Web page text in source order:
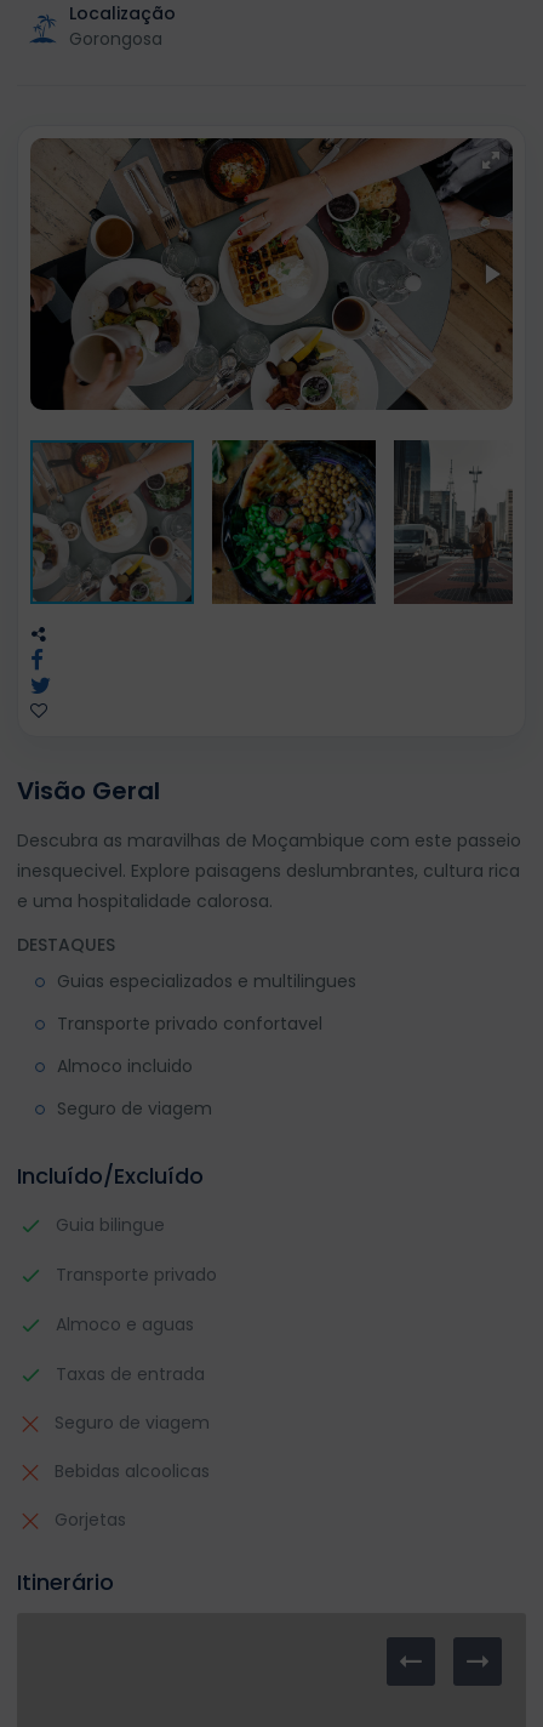
Localização
Gorongosa
Visão Geral
Descubra as maravilhas de Moçambique com este passeio
inesquecivel. Explore paisagens deslumbrantes, cultura rica
e uma hospitalidade calorosa.
DESTAQUES
Guias especializados e multilingues
Transporte privado confortavel
Almoco incluido
Seguro de viagem
Incluído/Excluído
Guia bilingue
Transporte privado
Almoco e aguas
Taxas de entrada
Seguro de viagem
Bebidas alcoolicas
Gorjetas
Itinerário